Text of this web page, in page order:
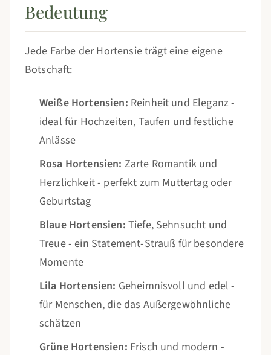
Bedeutung
Jede Farbe der Hortensie trägt eine eigene
Botschaft:
Weiße Hortensien: Reinheit und Eleganz -
ideal für Hochzeiten, Taufen und festliche
Anlässe
Rosa Hortensien: Zarte Romantik und
Herzlichkeit - perfekt zum Muttertag oder
Geburtstag
Blaue Hortensien: Tiefe, Sehnsucht und
Treue - ein Statement-Strauß für besondere
Momente
Lila Hortensien: Geheimnisvoll und edel -
für Menschen, die das Außergewöhnliche
schätzen
Grüne Hortensien: Frisch und modern -